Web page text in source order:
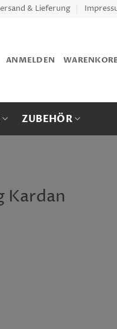
& Lieferung
ANMELDEN
ZUBEHÖR
Kardan